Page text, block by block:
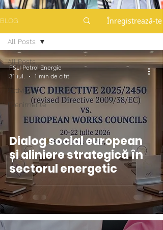
BLOG Înregistrează-te
All Posts
Stiri
Activitate
Evenimente
All Posts
Dialog social european
și aliniere strategică în
sectorul energetic
FSLI Petrol Energie
31 iul.
1 min de citit